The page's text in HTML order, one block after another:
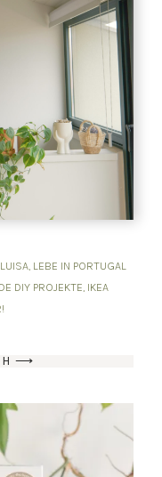
LEBE IN PORTUGAL
DIY PROJEKTE, IKEA
⟶